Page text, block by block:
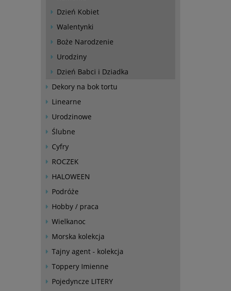
Dzień Kobiet
Walentynki
Boże Narodzenie
Urodziny
Dzień Babci i Dziadka
Dekory na bok tortu
Linearne
Urodzinowe
Ślubne
Cyfry
ROCZEK
HALOWEEN
Podróże
Hobby / praca
Wielkanoc
Morska kolekcja
Tajny agent - kolekcja
Toppery Imienne
Pojedyncze LITERY